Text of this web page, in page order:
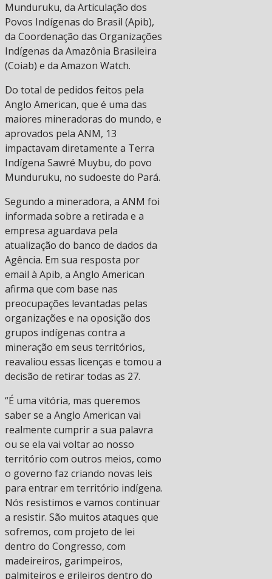
Munduruku, da Articulação dos
Povos Indígenas do Brasil (Apib),
da Coordenação das Organizações
Indígenas da Amazônia Brasileira
(Coiab) e da Amazon Watch.
Do total de pedidos feitos pela
Anglo American, que é uma das
maiores mineradoras do mundo, e
aprovados pela ANM, 13
impactavam diretamente a Terra
Indígena Sawré Muybu, do povo
Munduruku, no sudoeste do Pará.
Segundo a mineradora, a ANM foi
informada sobre a retirada e a
empresa aguardava pela
atualização do banco de dados da
Agência. Em sua resposta por
email à Apib, a Anglo American
afirma que com base nas
preocupações levantadas pelas
organizações e na oposição dos
grupos indígenas contra a
mineração em seus territórios,
reavaliou essas licenças e tomou a
decisão de retirar todas as 27.
“É uma vitória, mas queremos
saber se a Anglo American vai
realmente cumprir a sua palavra
ou se ela vai voltar ao nosso
território com outros meios, como
o governo faz criando novas leis
para entrar em território indígena.
Nós resistimos e vamos continuar
a resistir. São muitos ataques que
sofremos, com projeto de lei
dentro do Congresso, com
madeireiros, garimpeiros,
palmiteiros e grileiros dentro do